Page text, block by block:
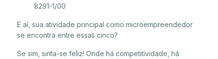
8291-1/00
E aí, sua atividade principal como microempreendedor
se encontra entre essas cinco?
Se sim, sinta-se feliz! Onde há competitividade, há